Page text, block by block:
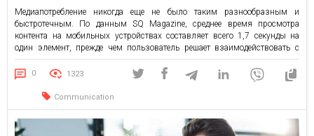
Медиапотребление никогда еще не было таким разнообразным и
быстротечным. По данным SQ Magazine, среднее время просмотра
контента на мобильных устройствах составляет всего 1,7 секунды на
один элемент, прежде чем пользователь решает взаимодействовать с
ним или прокрутить ленту дальше. В то же время аудитория становится
все более диверсифицированной. Один универсальный ролик или
креатив уже не способен […]
0 1323
Communication